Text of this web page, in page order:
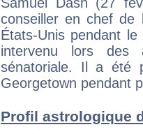
conseiller en chef de
États-Unis pendant
intervenu lors des
sénatoriale. Il a été
Georgetown pendant
Profil astrologique